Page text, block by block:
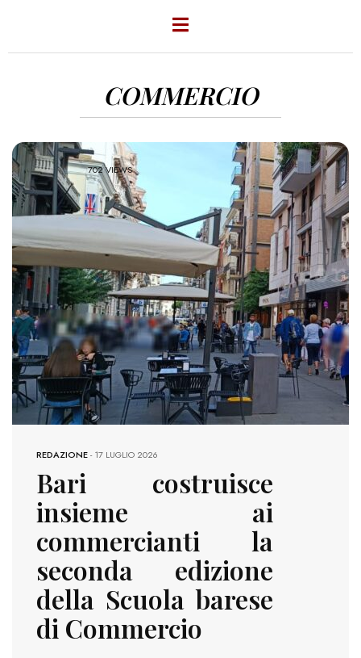
COMMERCIO
702 VIEWS
REDAZIONE-17 LUGLIO 2026
Bari costruisce
insieme ai
commercianti la
seconda edizione
della Scuola barese
di Commercio